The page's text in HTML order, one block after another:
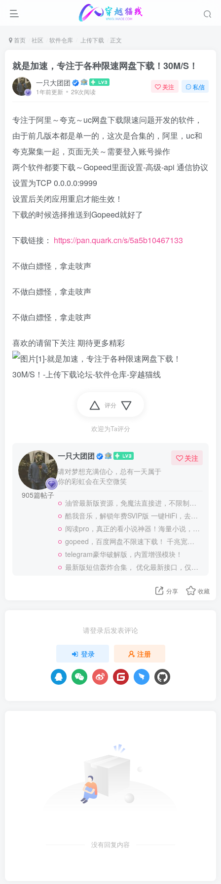
首页 社区 软件仓库 上传下载 正文
就是加速，专注于各种限速网盘下载！30M/S！
一只大团团
1年前更新 29次阅读
关注 私信
专注于阿里～夸克～uc网盘下载限速问题开发的软件，
由于前几版本都是单一的，这次是合集的，阿里，uc和
夸克聚集一起，页面无关～需要登入账号操作
两个软件都要下载～Gopeed里面设置-高级-api 通信协议
设置为TCP 0.0.0.0:9999
设置后关闭应用重启才能生效！
下载的时候选择推送到Gopeed就好了
下载链接： https://pan.quark.cn/s/5a5b10467133
不做白嫖怪，拿走吱声
不做白嫖怪，拿走吱声
不做白嫖怪，拿走吱声
喜欢的请留下关注 期待更多精彩
评分
欢迎为Ta评分
905篇帖子
一只大团团
请对梦想充满信心，总有一天属于
你的彩虹会在天空微笑
关注
油管最新版资源，免魔法直接进，不限制观看！
酷我音乐，解锁年费SVIP版 一键HiFi，去广告 免登录
阅读pro，真正的看小说神器！海量小说，可涩涩！
gopeed，百度网盘不限速下载！ 千兆宽带也可以跑满
telegram豪华破解版，内置增强模块！
最新版短信轰炸合集， 优化最新接口，仅供测试使用
分享 收藏
请登录后发表评论
登录 注册
没有回复内容